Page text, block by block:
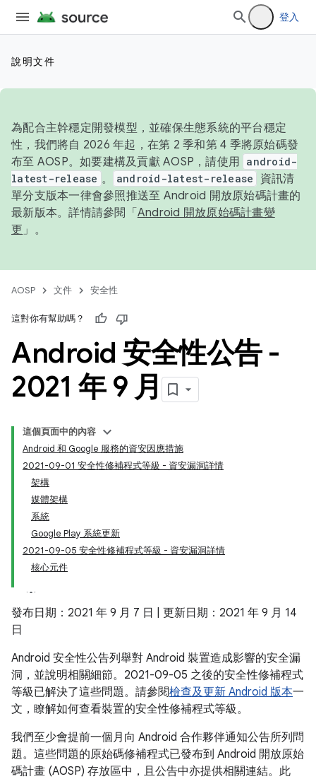
登入
說明文件
為配合主幹穩定開發模型，並確保生態系統的平台穩定
性，我們將自 2026 年起，在第 2 季和第 4 季將原始碼發
布至 AOSP。如要建構及貢獻 AOSP，請使用 android-
latest-release 。 android-latest-release
資訊清
單分支版本一律會參照推送至 Android 開放原始碼計畫的
最新版本。詳情請參閱「 Android 開放原始碼計畫變
更 」。
AOSP 文件 安全性
這對你有幫助嗎？
Android 安全性公告 -
2021 年 9 月
這個頁面中的內容
Android 和 Google 服務的資安因應措施
2021-09-01 安全性修補程式等級 - 資安漏洞詳情
架構
媒體架構
系統
Google Play 系統更新
2021-09-05 安全性修補程式等級 - 資安漏洞詳情
核心元件
發布日期：2021 年 9 月 7 日 | 更新日期：2021 年 9 月 14
日
Android 安全性公告列舉對 Android 裝置造成影響的安全漏
洞，並說明相關細節。2021-09-05 之後的安全性修補程式
等級已解決了這些問題。請參閱檢查及更新 Android 版本一
文，瞭解如何查看裝置的安全性修補程式等級。
我們至少會提前一個月向 Android 合作夥伴通知公告所列問
題。這些問題的原始碼修補程式已發布到 Android 開放原始
碼計畫 (AOSP) 存放區中，且公告中亦提供相關連結。此